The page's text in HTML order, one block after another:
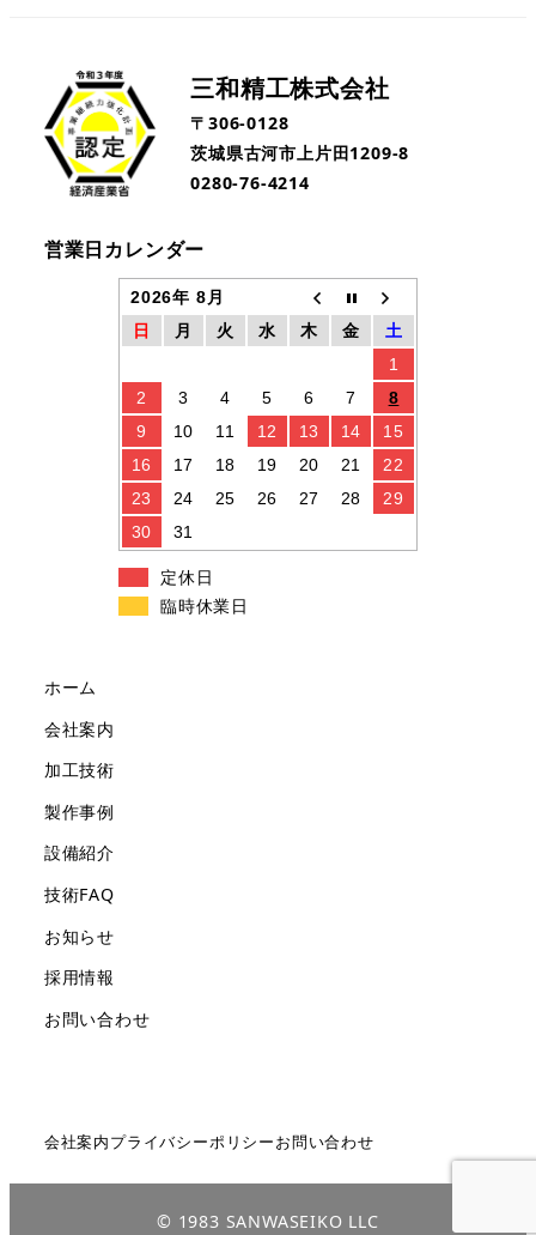
三和精工株式会社
〒306-0128
茨城県古河市上片田1209-8
0280-76-4214
営業日カレンダー
2026年 8月
日
月 火 水 木 金
土
1
2
3 4 5 6 7
8
9
10 11 12 13 14
15
16
17 18 19 20 21
22
23
24 25 26 27 28
29
30
31
定休日
臨時休業日
ホーム
会社案内
加工技術
製作事例
設備紹介
技術FAQ
お知らせ
採用情報
お問い合わせ
会社案内プライバシーポリシーお問い合わせ
© 1983 SANWASEIKO LLC